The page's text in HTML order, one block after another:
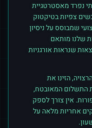
נפרד מאסטרטגיית
צפיותבטיקטוק
שמבוסס על ניסיון
שלנו מותאם
שנראות אורגניות
הזינו את
התשלום המאובטח,
אין צורך לספק
אחריות מלאה על